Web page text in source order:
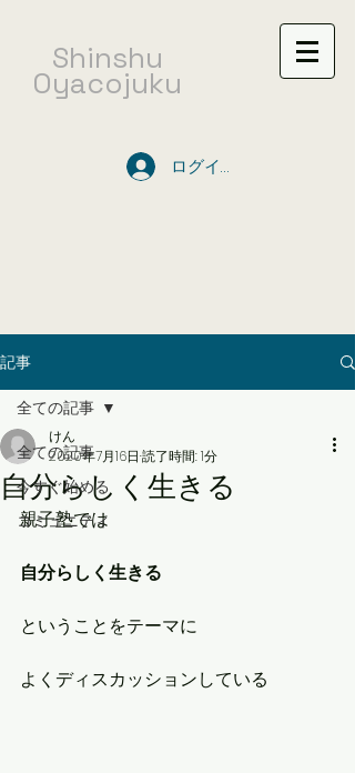
​Shinshu
Oyacojuku
ログイン
記事
全ての記事
今すぐ始める
コミュニティ
全ての記事
自分らしく生きる
けん
2020年7月16日 読了時間: 1分
親子塾では
自分らしく生きる
ということをテーマに
よくディスカッションしている